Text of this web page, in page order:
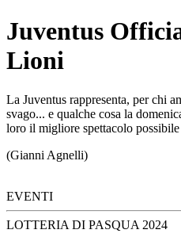
Juventus
Lioni
La Juventus rappresenta, per chi
svago... e qualche cosa la
loro il migliore spettacolo
(Gianni Agnelli)
EVENTI
LOTTERIA DI PASQUA 2024